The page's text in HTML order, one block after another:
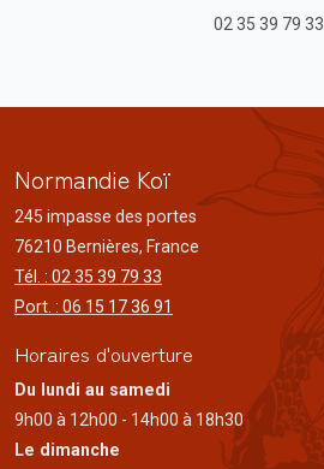
02 35 39 79 33
Normandie Koï
245 impasse des portes
76210 Bernières, France
Tél. : 02 35 39 79 33
Port. : 06 15 17 36 91
Horaires d'ouverture
Du lundi au samedi
9h00 à 12h00 - 14h00 à 18h30
Le dimanche